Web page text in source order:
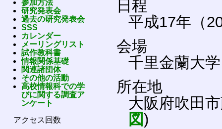
参加方法
研究発表会
過去の研究発表会
SSS
カレンダー
メーリングリスト
試作教科書
情報関係基礎
関連諸団体
その他の活動
高校情報科での学
びに関する調査ア
ンケート
アクセス回数
日程
平成17年（
会場
千里金蘭大学
所在地
大阪府吹田
図)